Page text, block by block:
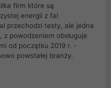
firm które są
energii z fal
przechodzi testy, ale jedna
powodzeniem obsługuje
od początku 2019 r. -
powstałej branży.